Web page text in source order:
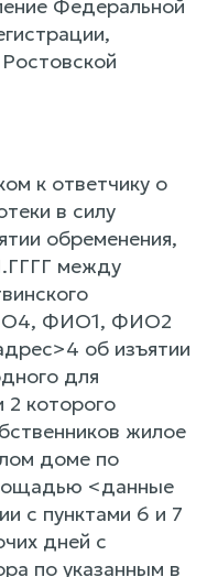
Федеральной
к ответчику о
в силу
обременения,
между
ФИО1, ФИО2
об изъятии
для
2 которого
жилое
доме по
<данные
с пунктами 6 и 7
дней с
по указанным в